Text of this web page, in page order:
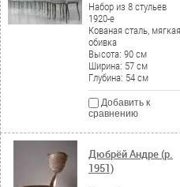
Набор из 8 стульев
1920-е
Кованая сталь, мягкая
обивка
Высота: 90 см
Ширина: 57 см
Глубина: 54 см
Добавить к
сравнению
Дюбрёй Андре (р.
1951)